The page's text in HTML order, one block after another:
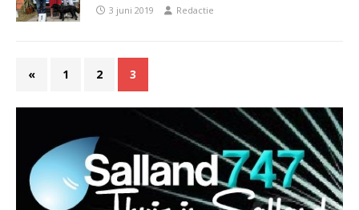
3 juni 2019 Redactie
« 1 2 3